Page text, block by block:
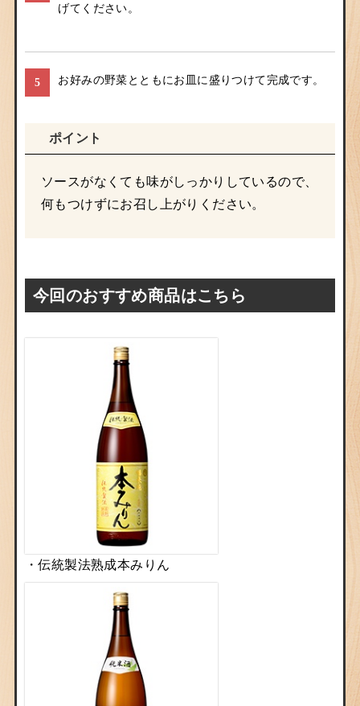
げてください。
5 お好みの野菜とともにお皿に盛りつけて完成です。
ポイント
ソースがなくても味がしっかりしているので、
何もつけずにお召し上がりください。
今回のおすすめ商品はこちら
・伝統製法熟成本みりん